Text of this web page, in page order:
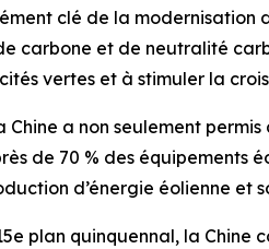
clé de la modernisation
carbone et de neutralité
vertes et à stimuler la
a non seulement
de 70 % des équipements
d’énergie éolienne et
plan quinquennal, la